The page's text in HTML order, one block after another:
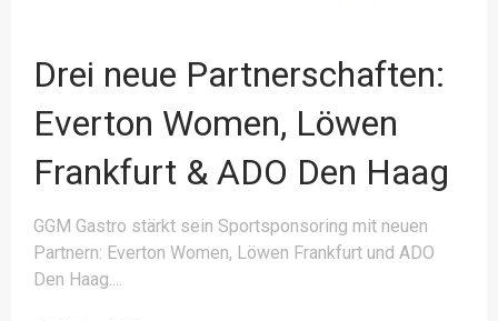
Drei neue Partnerschaften:
Everton Women, Löwen
Frankfurt & ADO Den Haag
GGM Gastro stärkt sein Sportsponsoring mit neuen
Partnern: Everton Women, Löwen Frankfurt und ADO
Den Haag.